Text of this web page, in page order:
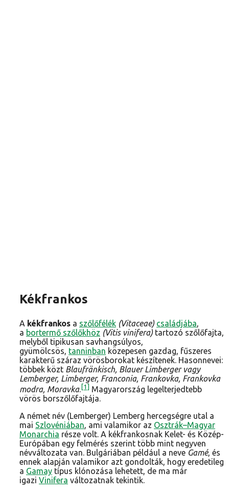
Kékfrankos
A kékfrankos a szőlőfélék (Vitaceae) családjába,
a bortermő szőlőkhöz (Vitis vinifera) tartozó szőlőfajta,
melyből tipikusan savhangsúlyos,
gyümölcsös, tanninban közepesen gazdag, fűszeres
karakterű száraz vörösborokat készítenek. Hasonnevei:
többek közt Blaufränkisch, Blauer Limberger vagy
Lemberger, Limberger, Franconia, Frankovka, Frankovka
modra, Moravka. [1] Magyarország legelterjedtebb
vörös borszőlőfajtája.
A német név (Lemberger) Lemberg hercegségre utal a
mai Szlovéniában, ami valamikor az Osztrák–Magyar
Monarchia része volt. A kékfrankosnak Kelet- és Közép-
Európában egy felmérés szerint több mint negyven
névváltozata van. Bulgáriában például a neve Gamé, és
ennek alapján valamikor azt gondolták, hogy eredetileg
a Gamay típus klónozása lehetett, de ma már
igazi Vinifera változatnak tekintik.